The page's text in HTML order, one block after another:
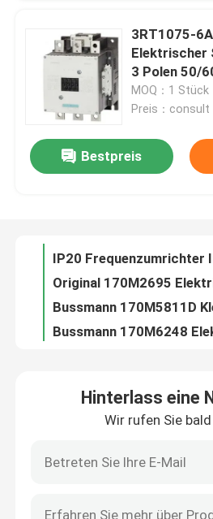
Haus
Produkte
Über uns
Qualitätskontrolle
Treten Sie mit uns in
Industrielle
SPS-CPU-Modul
plc-Kabel und -
3RT1075-
Elektrischer
3 Polen 50/
MOQ：1 Stück
Preis：
Bestpreis
Hinterlass eine
Wir rufen Sie